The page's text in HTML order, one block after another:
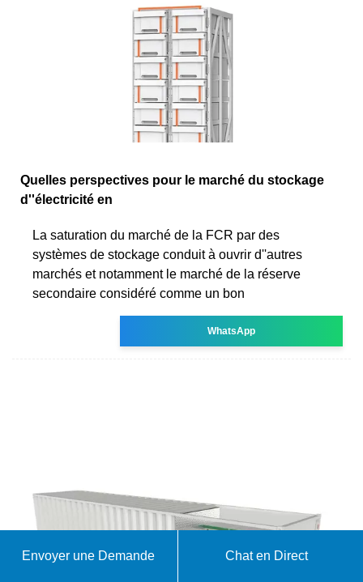
Quelles perspectives pour le marché du stockage
d''électricité en
La saturation du marché de la FCR par des
systèmes de stockage conduit à ouvrir d''autres
marchés et notamment le marché de la réserve
secondaire considéré comme un bon
WhatsApp
Envoyer une Demande Chat en Direct